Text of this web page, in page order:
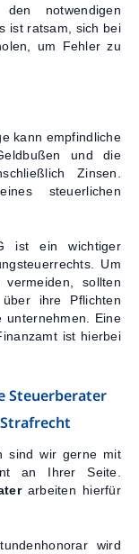
notwendigen
ist ratsam, sich bei
um Fehler zu
kann empfindliche
und die
Zinsen.
steuerlichen
ist ein wichtiger
Um
sollten
ihre Pflichten
unternehmen. Eine
ist hierbei
Steuerberater
sind wir gerne mit
an Ihrer Seite.
arbeiten hierfür
wird